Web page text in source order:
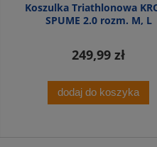
Koszulka Triathlonowa
SPUME 2.0 rozm. M, L
249,99 zł
dodaj do koszyka